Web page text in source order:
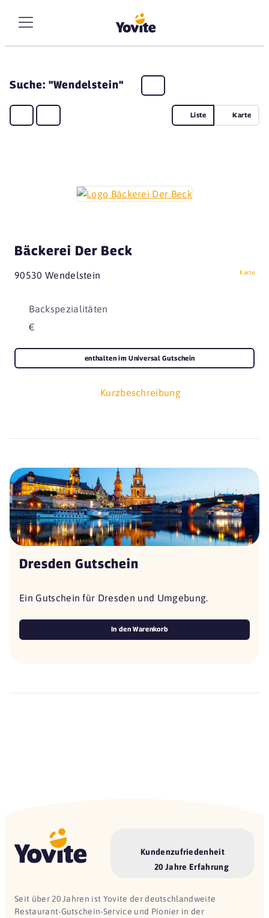
Suche: "Wendelstein"
Liste Karte
Bäckerei Der Beck
90530 Wendelstein Karte
Backspezialitäten
€
Kurzbeschreibung
enthalten im Universal Gutschein
Dresden Gutschein
Ein Gutschein für Dresden und Umgebung.
In den Warenkorb
Kundenzufriedenheit
20 Jahre Erfahrung
Seit über 20 Jahren ist Yovite der deutschlandweite
Restaurant-Gutschein-Service und Pionier in der